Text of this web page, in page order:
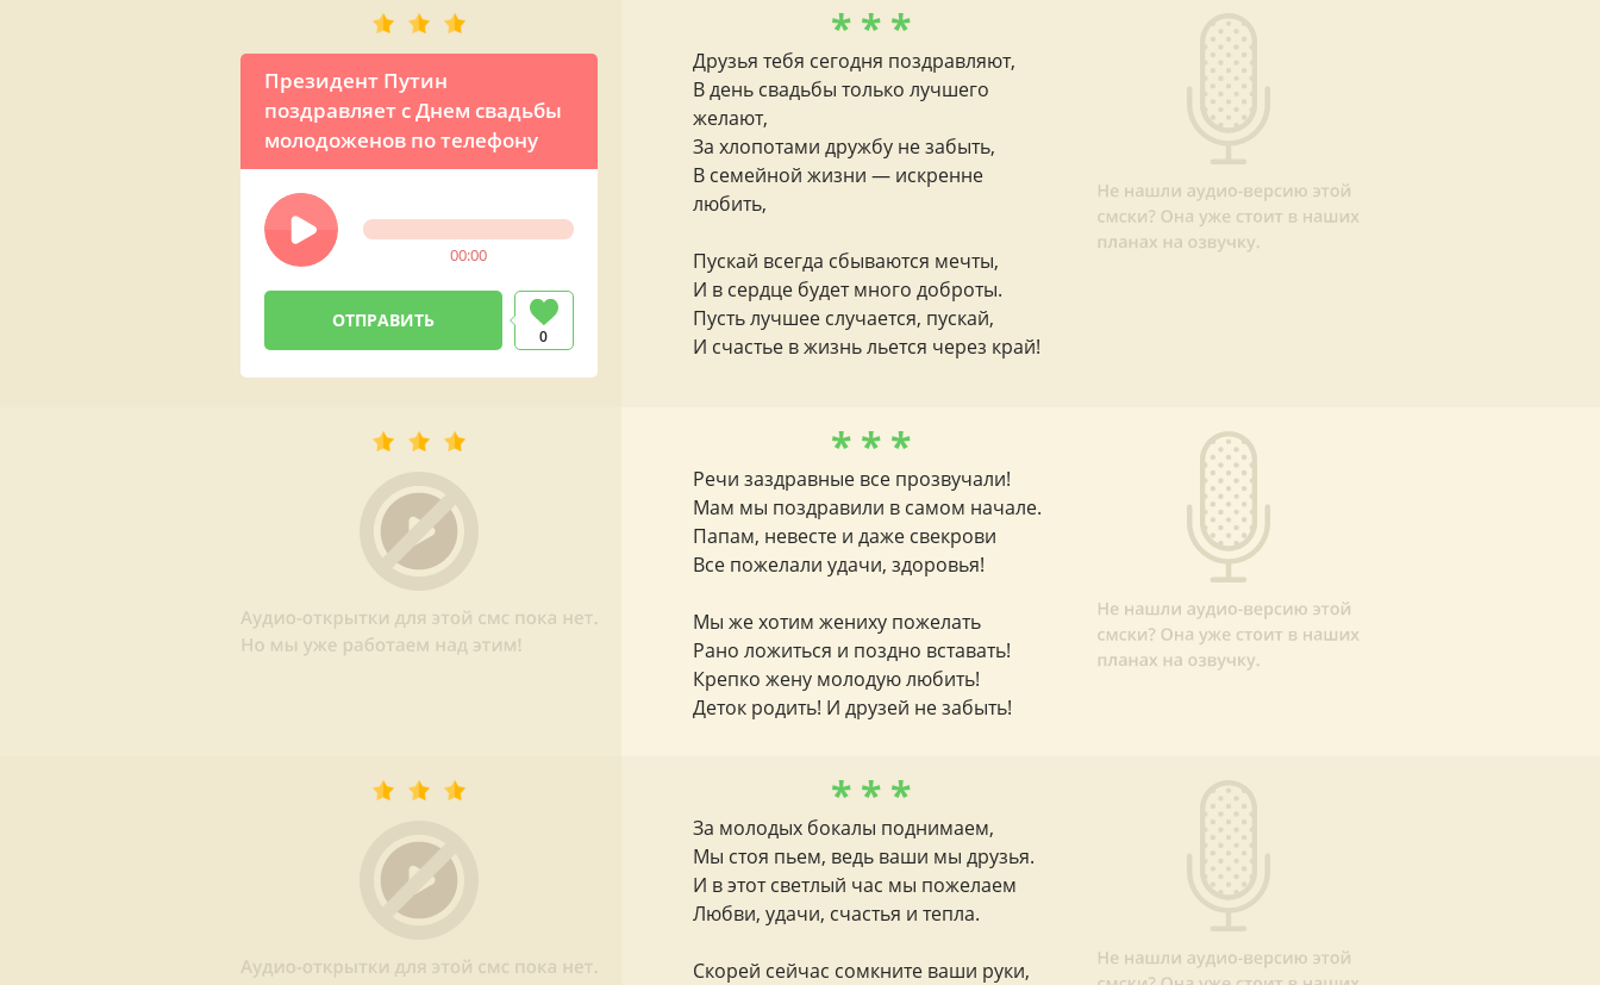
Президент Путин
поздравляет с Днем свадьбы
молодоженов по телефону
00:00
0
* * *
Друзья тебя сегодня поздравляют,
В день свадьбы только лучшего
желают,
За хлопотами дружбу не забыть,
В семейной жизни — искренне
любить,
Пускай всегда сбываются мечты,
И в сердце будет много доброты.
Пусть лучшее случается, пускай,
И счастье в жизнь льется через край!
* * *
Речи заздравные все прозвучали!
Мам мы поздравили в самом начале.
Папам, невесте и даже свекрови
Все пожелали удачи, здоровья!
Мы же хотим жениху пожелать
Рано ложиться и поздно вставать!
Крепко жену молодую любить!
Деток родить! И друзей не забыть!
* * *
За молодых бокалы поднимаем,
Мы стоя пьем, ведь ваши мы друзья.
И в этот светлый час мы пожелаем
Любви, удачи, счастья и тепла.
Скорей сейчас сомкните ваши руки,